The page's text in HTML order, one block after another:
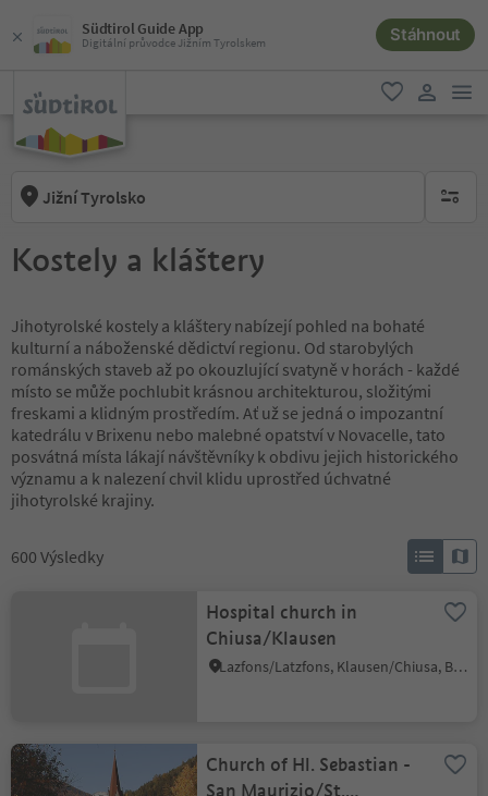
Südtirol Guide App
Digitální průvodce Jižním Tyrolskem Stáhnout
oblíbené
Jižní Tyrolsko brak
Kostely a kláštery
Jihotyrolské kostely a kláštery nabízejí pohled na bohaté
kulturní a náboženské dědictví regionu. Od starobylých
románských staveb až po okouzlující svatyně v horách - každé
místo se může pochlubit krásnou architekturou, složitými
freskami a klidným prostředím. Ať už se jedná o impozantní
katedrálu v Brixenu nebo malebné opatství v Novacelle, tato
posvátná místa lákají návštěvníky k obdivu jejich historického
významu a k nalezení chvil klidu uprostřed úchvatné
jihotyrolské krajiny.
600 Výsledky
Hospital church in
Chiusa/Klausen
Lazfons/Latzfons, Klausen/Chiusa, Brixen/Bressanone and environs
Church of Hl. Sebastian -
San Maurizio/St.